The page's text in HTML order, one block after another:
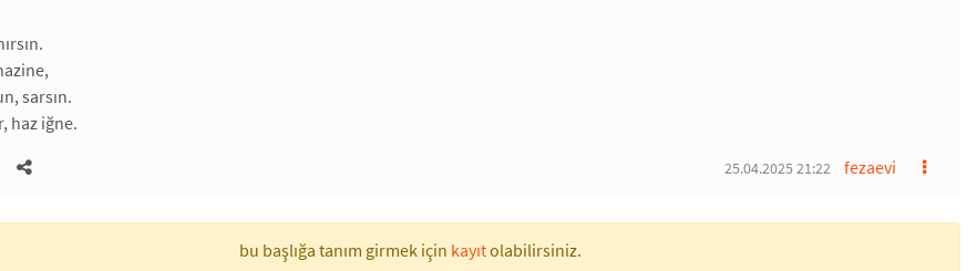
sarsın.
haz iğne.
fezaevi
25.04.2025 21:22
bu başlığa tanım girmek için kayıtolabilirsiniz.